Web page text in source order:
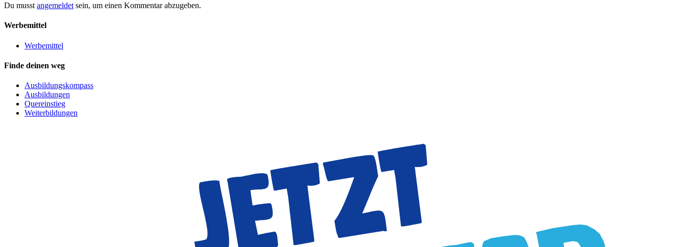
Du musst angemeldet sein, um einen Kommentar abzugeben.
Werbemittel
Werbemittel
Finde deinen weg
Ausbildungskompass
Ausbildungen
Quereinstieg
Weiterbildungen